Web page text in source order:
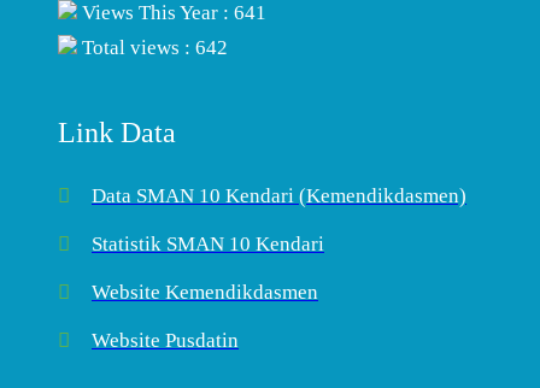
Views This Year : 641
Total views : 642
Link Data
Data SMAN 10 Kendari (Kemendikdasmen)
Statistik SMAN 10 Kendari
Website Kemendikdasmen
Website Pusdatin